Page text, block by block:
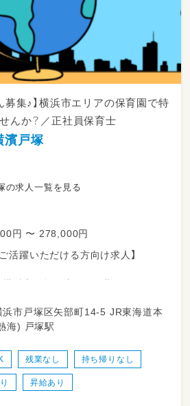
募集♪】横浜市エリアの保育園で特
んか？／正社員保育士
戸塚
求人一覧を見る
円 〜 278,000円
活躍いただける方向け求人】
横浜市戸塚区内でのご勤務になりま
隣保育園にお手伝いや
て勤務をお願いさせていただく
児の迎え入れ
歩/専門プログラム
戸塚区矢部町14-5 JR東海道本
海) 戸塚駅
残業なし 持ち帰りなし
昇給あり